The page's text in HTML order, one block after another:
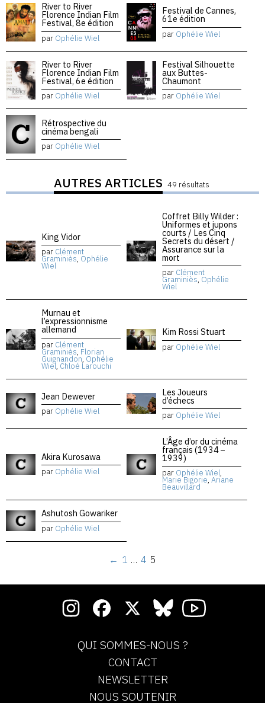
River to River
Florence Indian Film
Festival, 8e édition
par Ophélie Wiel
Festival de Cannes,
61e édition
par Ophélie Wiel
River to River
Florence Indian Film
Festival, 6e édition
par Ophélie Wiel
Festival Silhouette
aux Buttes-
Chaumont
par Ophélie Wiel
Rétrospective du
cinéma bengali
par Ophélie Wiel
AUTRES ARTICLES 49 résultats
King Vidor
par Clément
Graminiès, Ophélie
Wiel
Coffret Billy Wilder :
Uniformes et jupons
courts / Les Cinq
Secrets du désert /
Assurance sur la
mort
par Clément
Graminiès, Ophélie
Wiel
Murnau et
l’expressionnisme
allemand
par Clément
Graminiès, Florian
Guignandon, Ophélie
Wiel, Chloé Larouchi
Kim Rossi Stuart
par Ophélie Wiel
Jean Dewever
par Ophélie Wiel
Les Joueurs
d’échecs
par Ophélie Wiel
Akira Kurosawa
par Ophélie Wiel
L’Âge d’or du cinéma
français (1934 –
1939)
par Ophélie Wiel,
Marie Bigorie, Ariane
Beauvillard
Ashutosh Gowariker
par Ophélie Wiel
← 1 … 4 5
QUI SOMMES-NOUS ?
CONTACT
NEWSLETTER
NOUS SOUTENIR